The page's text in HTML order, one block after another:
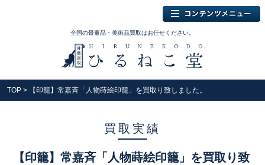
全国の骨董品・美術品買取はお任せください。
TOP > 【印籠】常嘉斉「人物蒔絵印籠」を買取り致しました。
買取実績
【印籠】常嘉斉「人物蒔絵印籠」を買取り致